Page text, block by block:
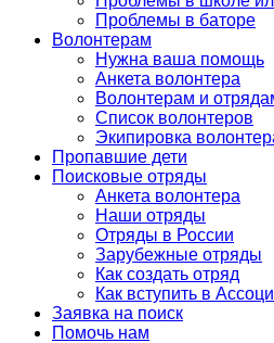
Проблемы в баторе
Волонтерам
Нужна ваша помощь
Анкета волонтера
Волонтерам и
Список волонтеров
Экипировка
Пропавшие дети
Поисковые отряды
Анкета волонтера
Наши отряды
Отряды в России
Зарубежные отряды
Как создать отряд
Как вступить в
Заявка на поиск
Помочь нам